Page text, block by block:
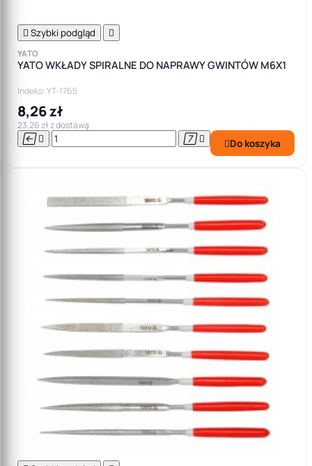
 Szybki podgląd 
YATO
YATO WKŁADY SPIRALNE DO NAPRAWY GWINTÓW M6X1
Indeks: YT-1765
8,26 zł
23,26 zł z dostawą
    Do koszyka